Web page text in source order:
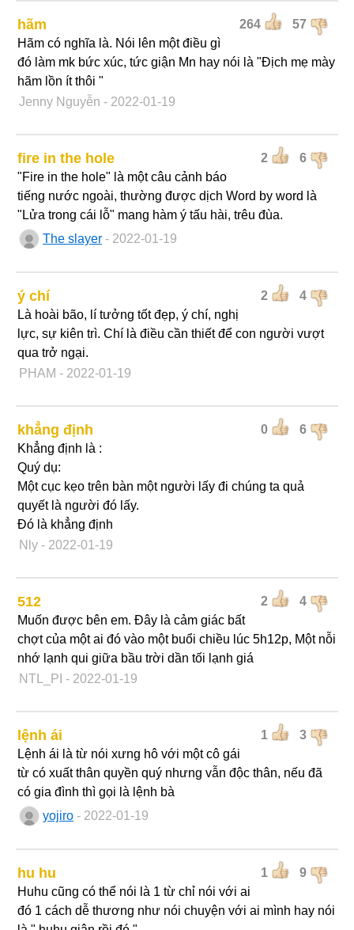
264 57
hãm
Hãm có nghĩa là. Nói lên một điều gì
đó làm mk bức xúc, tức giận Mn hay nói là "Địch mẹ mày
hãm lồn ít thôi "
Jenny Nguyễn - 2022-01-19
2 6
fire in the hole
"Fire in the hole" là một câu cảnh báo
tiếng nước ngoài, thường được dịch Word by word là
"Lửa trong cái lỗ" mang hàm ý tấu hài, trêu đùa.
The slayer - 2022-01-19
2 4
ý chí
Là hoài bão, lí tưởng tốt đẹp, ý chí, nghị
lực, sự kiên trì. Chí là điều cần thiết để con người vượt
qua trở ngại.
PHAM - 2022-01-19
0 6
khẳng định
Khẳng định là :
Quý dụ:
Một cục kẹo trên bàn một người lấy đi chúng ta quả
quyết là người đó lấy.
Đó là khẳng định
Nly - 2022-01-19
2 4
512
Muốn được bên em. Đây là cảm giác bất
chợt của một ai đó vào một buổi chiều lúc 5h12p, Một nỗi
nhớ lạnh qui giữa bầu trời dần tối lạnh giá
NTL_PI - 2022-01-19
1 3
lệnh ái
Lệnh ái là từ nói xưng hô với một cô gái
từ có xuất thân quyền quý nhưng vẫn độc thân, nếu đã
có gia đình thì gọi là lệnh bà
yojiro - 2022-01-19
1 9
hu hu
Huhu cũng có thể nói là 1 từ chỉ nói với ai
đó 1 cách dễ thương như nói chuyện với ai mình hay nói